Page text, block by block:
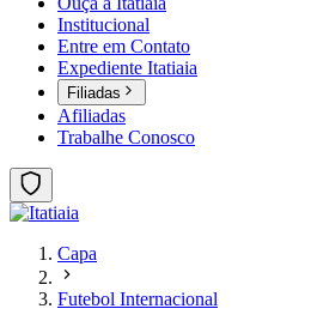
Institucional
Entre em Contato
Expediente Itatiaia
Filiadas
Afiliadas
Trabalhe Conosco
Capa
Futebol Internacional